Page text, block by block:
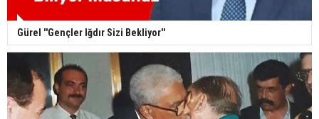
Gürel ''Gençler Iğdır Sizi Bekliyor''